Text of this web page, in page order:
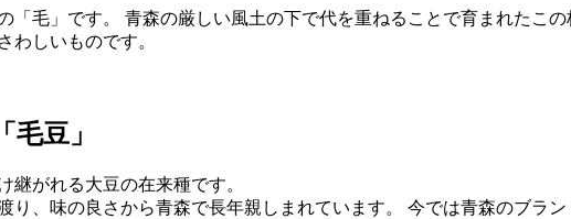
「毛」です。 青森の厳しい風土の下で代を重ねることで育まれたこの
わしいものです。
豆」
継がれる大豆の在来種です。
り、味の良さから青森で長年親しまれています。 今では青森のブラ